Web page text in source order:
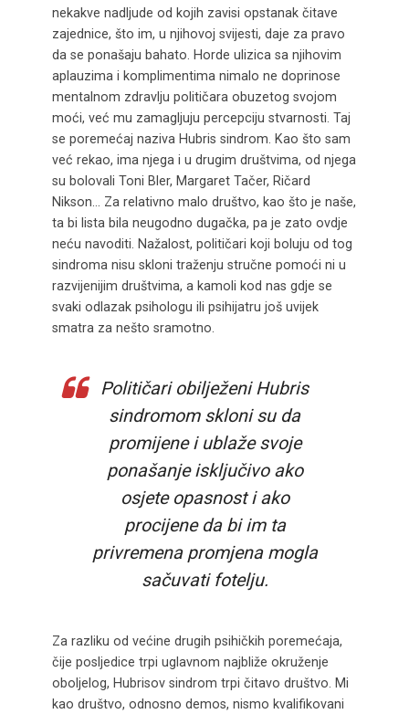
nekakve nadljude od kojih zavisi opstanak čitave
zajednice, što im, u njihovoj svijesti, daje za pravo
da se ponašaju bahato. Horde ulizica sa njihovim
aplauzima i komplimentima nimalo ne doprinose
mentalnom zdravlju političara obuzetog svojom
moći, već mu zamagljuju percepciju stvarnosti. Taj
se poremećaj naziva Hubris sindrom. Kao što sam
već rekao, ima njega i u drugim društvima, od njega
su bolovali Toni Bler, Margaret Tačer, Ričard
Nikson… Za relativno malo društvo, kao što je naše,
ta bi lista bila neugodno dugačka, pa je zato ovdje
neću navoditi. Nažalost, političari koji boluju od tog
sindroma nisu skloni traženju stručne pomoći ni u
razvijenijim društvima, a kamoli kod nas gdje se
svaki odlazak psihologu ili psihijatru još uvijek
smatra za nešto sramotno.
Političari obilježeni Hubris
sindromom skloni su da
promijene i ublaže svoje
ponašanje isključivo ako
osjete opasnost i ako
procijene da bi im ta
privremena promjena mogla
sačuvati fotelju.
Za razliku od većine drugih psihičkih poremećaja,
čije posljedice trpi uglavnom najbliže okruženje
oboljelog, Hubrisov sindrom trpi čitavo društvo. Mi
kao društvo, odnosno demos, nismo kvalifikovani